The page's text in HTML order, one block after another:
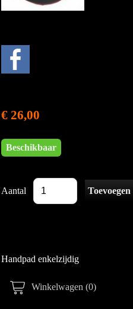
Winkelwagen (0)
€ 26,00
Beschikbaar
Aantal
Handpad enkelzijdig